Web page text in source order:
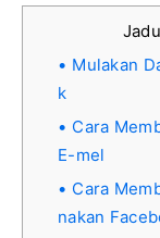
Mulakan
k
Cara
E-mel
Cara
nakan